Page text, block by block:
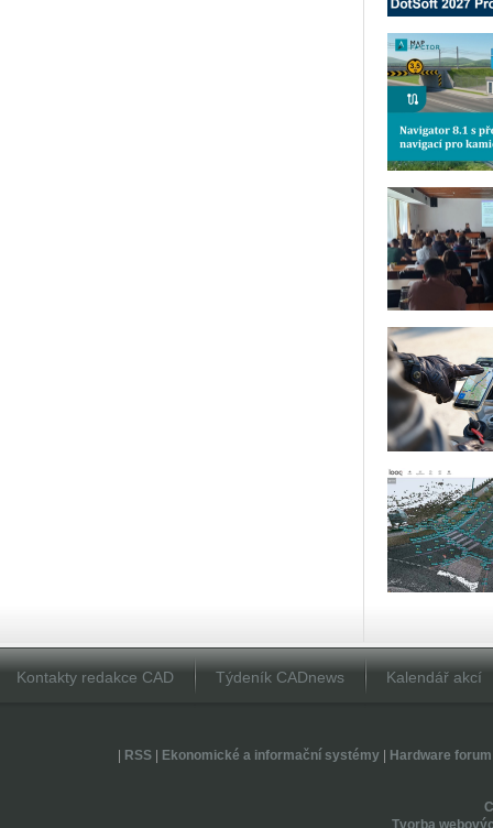
Kontakty redakce CAD Týdeník CADnews Kalendář akcí
RSS| Ekonomické a informační systémy| Hardware forum
Tvorba